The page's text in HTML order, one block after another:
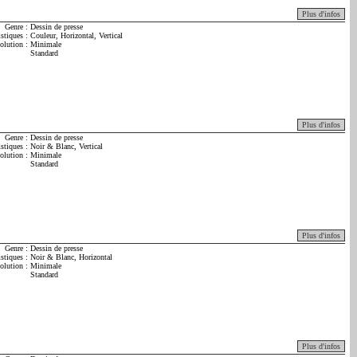
Plus d'infos
Genre : Dessin de presse
: Couleur, Horizontal, Vertical
: Minimale
Standard
Plus d'infos
Genre : Dessin de presse
: Noir & Blanc, Vertical
: Minimale
Standard
Plus d'infos
Genre : Dessin de presse
: Noir & Blanc, Horizontal
: Minimale
Standard
Plus d'infos